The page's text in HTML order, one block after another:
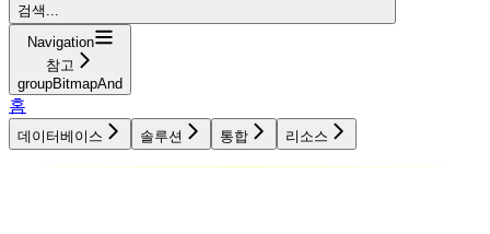
검색...
Navigation
참고
groupBitmapAnd
홈
데이터베이스 솔루션 통합 리소스